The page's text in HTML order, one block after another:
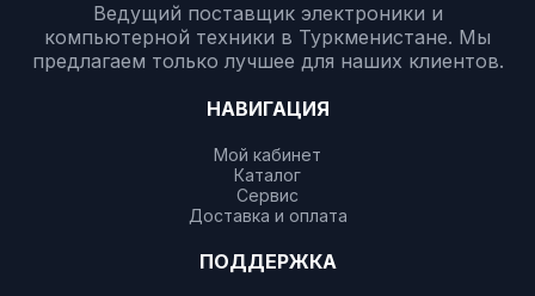
Ведущий поставщик электроники и
компьютерной техники в Туркменистане. Мы
предлагаем только лучшее для наших клиентов.
НАВИГАЦИЯ
Мой кабинет
Каталог
Сервис
Доставка и оплата
ПОДДЕРЖКА